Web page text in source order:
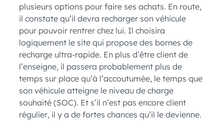
plusieurs options pour faire ses achats. En route,
il constate qu’il devra recharger son véhicule
pour pouvoir rentrer chez lui. Il choisira
logiquement le site qui propose des bornes de
recharge ultra-rapide. En plus d’être client de
l’enseigne, il passera probablement plus de
temps sur place qu’à l’accoutumée, le temps que
son véhicule atteigne le niveau de charge
souhaité (SOC). Et s’il n’est pas encore client
régulier, il y a de fortes chances qu’il le devienne.